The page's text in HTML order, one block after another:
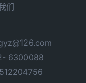
们
6300088